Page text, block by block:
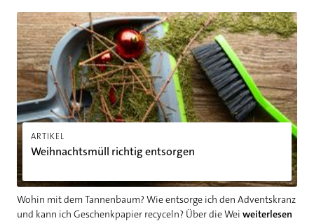
ARTIKEL
Weihnachtsmüll richtig entsorgen
Wohin mit dem Tannenbaum? Wie entsorge ich den Adventskranz
und kann ich Geschenkpapier recyceln? Über die Wei weiterlesen
Weihnachtsmüll richtig entsorgen